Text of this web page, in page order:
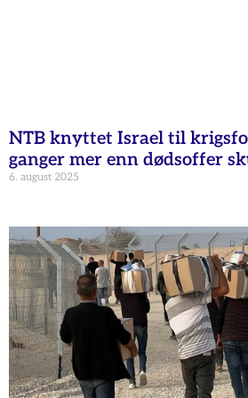
NTB knyttet Israel til
ganger mer enn dødsoffer
6. august 2025